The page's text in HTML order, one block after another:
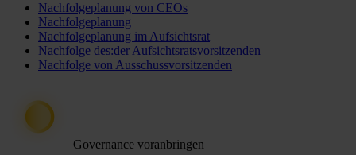
Nachfolgeplanung von CEOs
Nachfolgeplanung
Nachfolgeplanung im Aufsichtsrat
Nachfolge des:der Aufsichtsratsvorsitzenden
Nachfolge von Ausschussvorsitzenden
Governance voranbringen